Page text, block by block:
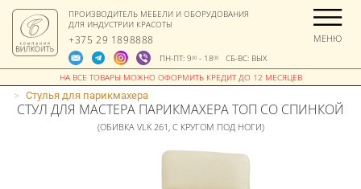
ПРОИЗВОДИТЕЛЬ МЕБЕЛИ И ОБОРУДОВАНИЯ
ДЛЯ ИНДУСТРИИ КРАСОТЫ
+375 29 1898888
ПН-ПТ: 900- 1800СБ-ВС: ВЫХ
МЕНЮ
> Стулья для парикмахера
СТУЛ ДЛЯ МАСТЕРА ПАРИКМАХЕРА ТОП СО СПИНКОЙ
(ОБИВКА VLK 261, С КРУГОМ ПОД НОГИ)